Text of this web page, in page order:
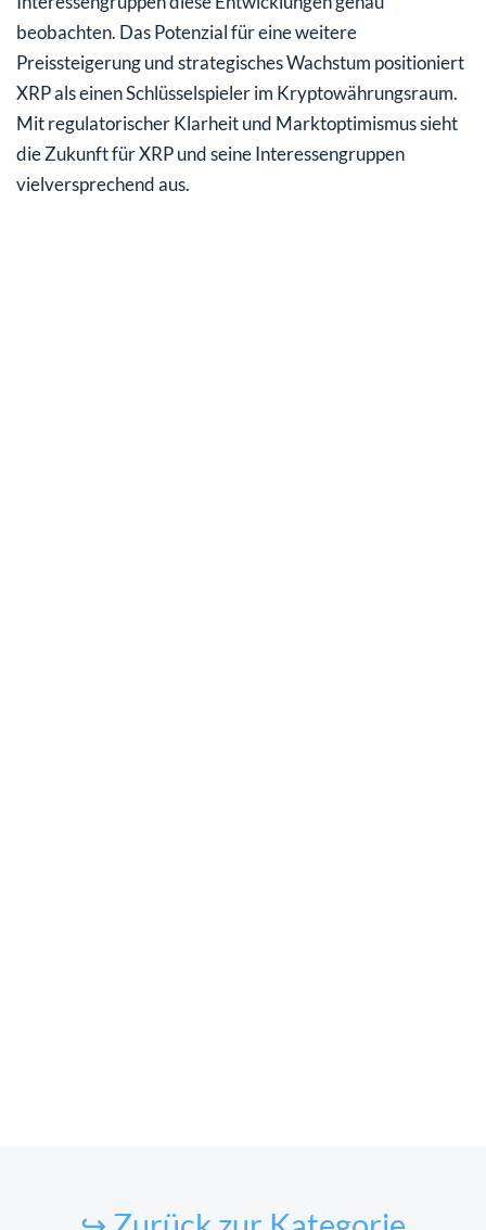
beobachten. Das Potenzial für eine weitere
Preissteigerung und strategisches Wachstum positioniert
XRP als einen Schlüsselspieler im Kryptowährungsraum.
Mit regulatorischer Klarheit und Marktoptimismus sieht
die Zukunft für XRP und seine Interessengruppen
vielversprechend aus.